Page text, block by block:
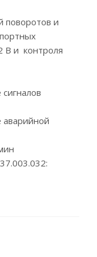
поворотов и
В и контроля
аварийной